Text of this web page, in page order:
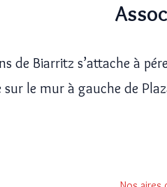
de Biarritz s’attache à
sur le mur à gauche de